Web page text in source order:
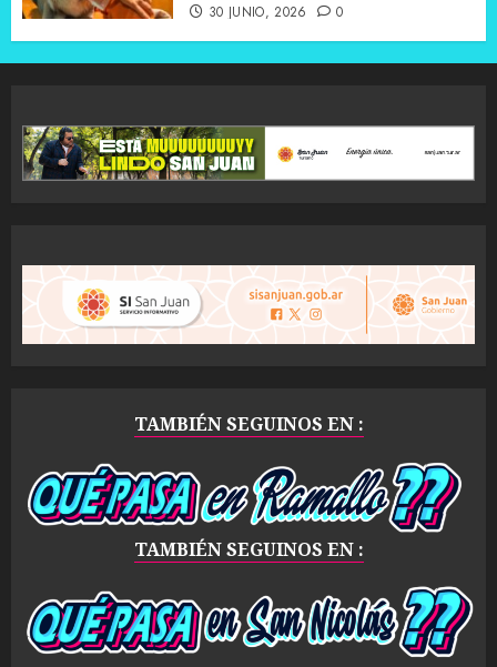
30 JUNIO, 2026 0
TAMBIÉN SEGUINOS EN :
TAMBIÉN SEGUINOS EN :